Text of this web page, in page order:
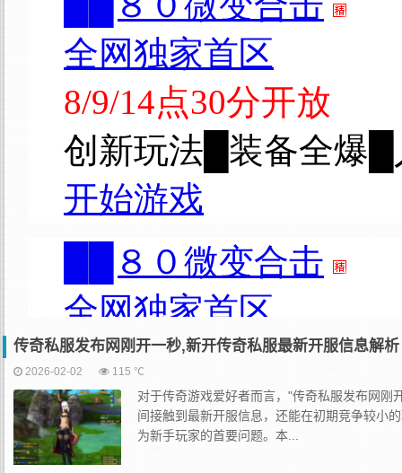
传奇私服发布网刚开一秒,新开传奇私服最新开服信息解析
2026-02-02 115 ℃
对于传奇游戏爱好者而言，"传奇私服发布网刚
间接触到最新开服信息，还能在初期竞争较小
为新手玩家的首要问题。本...